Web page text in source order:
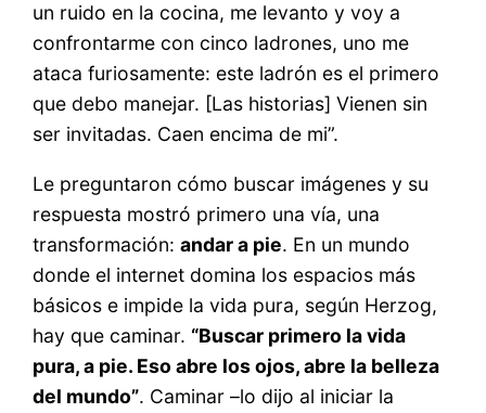
un ruido en la cocina, me levanto y voy a
confrontarme con cinco ladrones, uno me
ataca furiosamente: este ladrón es el primero
que debo manejar. [Las historias] Vienen sin
ser invitadas. Caen encima de mi”.
Le preguntaron cómo buscar imágenes y su
respuesta mostró primero una vía, una
transformación:andar a pie. En un mundo
donde el internet domina los espacios más
básicos e impide la vida pura, según Herzog,
hay que caminar. “Buscar primero la vida
pura, a pie. Eso abre los ojos, abre la belleza
del mundo”. Caminar –lo dijo al iniciar la